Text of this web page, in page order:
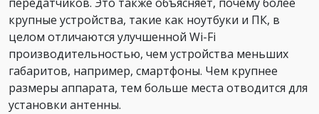
крупные устройства, такие как ноутбуки и ПК, в
целом отличаются улучшенной Wi-Fi
производительностью, чем устройства меньших
габаритов, например, смартфоны. Чем крупнее
размеры аппарата, тем больше места отводится для
установки антенны.